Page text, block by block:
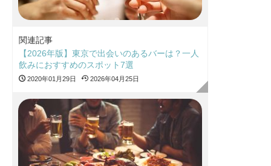
関連記事
【2026年版】東京で出会いのあるバーは？一人
飲みにおすすめのスポット7選
2020年01月29日 2026年04月25日